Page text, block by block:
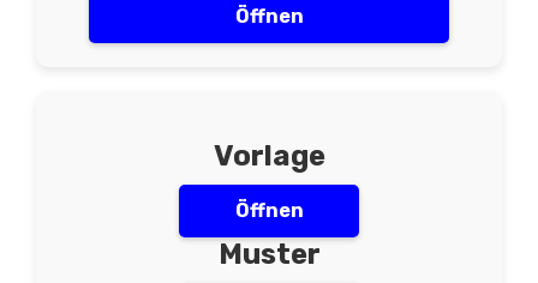
Öffnen
Vorlage
Öffnen
Muster